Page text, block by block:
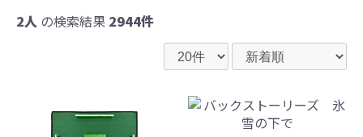
2人 の検索結果 2944件